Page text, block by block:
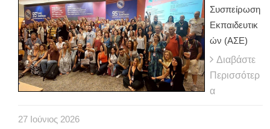
Συσπείρωση
Εκπαιδευτικ
ών (ΑΣΕ)
Διαβάστε
Περισσότερ
α
27 Ιούνιος 2026